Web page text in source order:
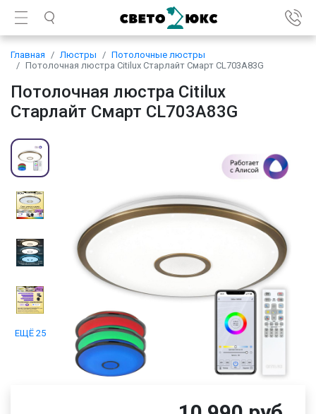
Главная Люстры
Потолочные люстры
Потолочная люстра Citilux Старлайт Смарт CL703A83G
Потолочная люстра Citilux
Старлайт Смарт CL703A83G
ЕЩЁ 25